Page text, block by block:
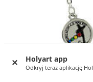
Holyart app
Odkryj teraz aplikację